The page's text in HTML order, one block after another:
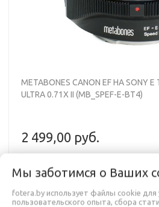
METABONES CANON EF НА SONY E
ULTRA 0.71X II (MB_SPEF-E-BT4)
2 499,00 руб.
В КОРЗИНУ
Мы заботимся о Ваших
fotera.by использует файлы cookie для
пользовательского опыта, сбора